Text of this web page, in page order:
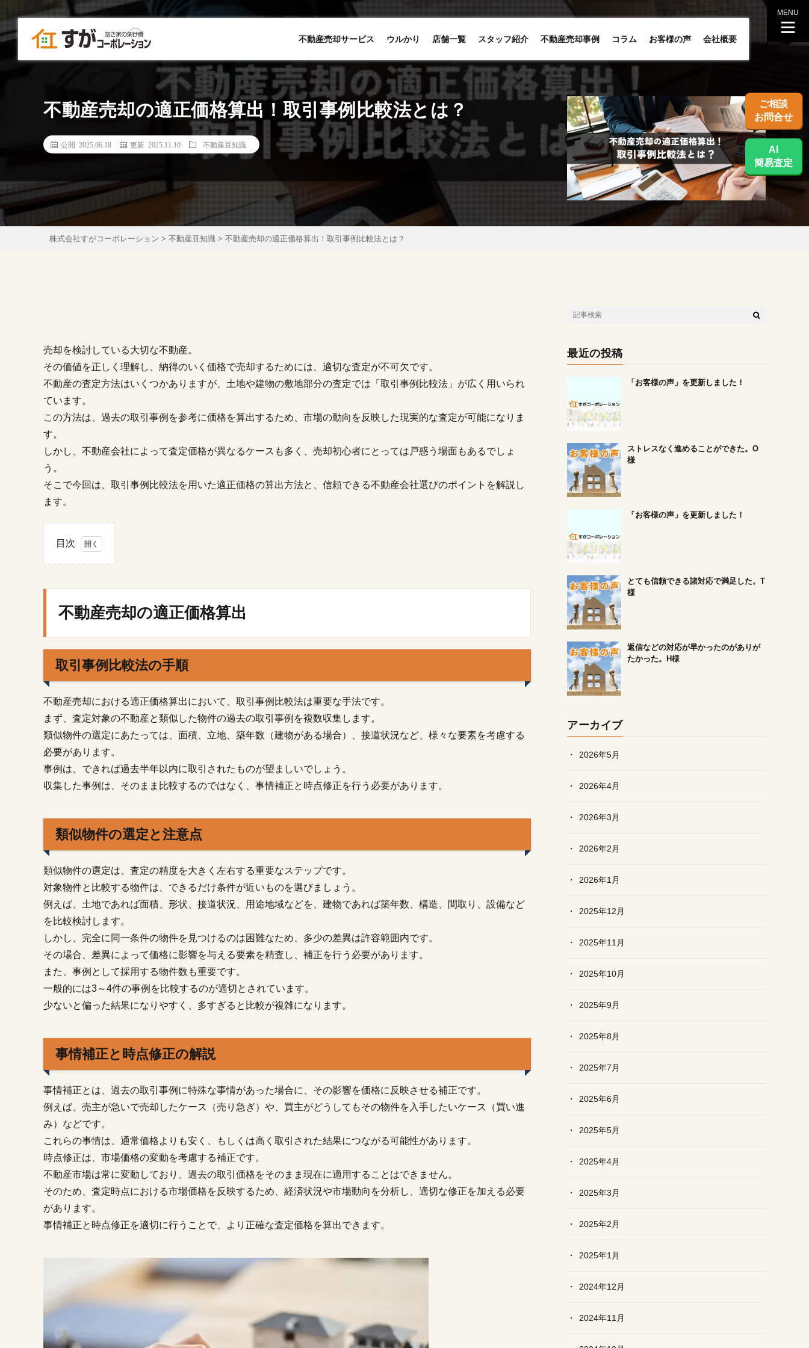
不動産売却サービス ウルかり 店舗一覧 スタッフ紹介 不動産売却事例 コラム お客様の声 会社概要
MENU
不動産売却の適正価格算出！取引事例比較法とは？
公開 2025.06.18 更新 2025.11.10 不動産豆知識
株式会社すがコーポレーション > 不動産豆知識 > 不動産売却の適正価格算出！取引事例比較法とは？
売却を検討している大切な不動産。
その価値を正しく理解し、納得のいく価格で売却するためには、適切な査定が不可欠です。
不動産の査定方法はいくつかありますが、土地や建物の敷地部分の査定では「取引事例比較法」が広く用いられ
ています。
この方法は、過去の取引事例を参考に価格を算出するため、市場の動向を反映した現実的な査定が可能になりま
す。
しかし、不動産会社によって査定価格が異なるケースも多く、売却初心者にとっては戸惑う場面もあるでしょ
う。
そこで今回は、取引事例比較法を用いた適正価格の算出方法と、信頼できる不動産会社選びのポイントを解説し
ます。
目次
1.
動
産
売
正
価
算
出
1.1.
取引
事例
比較
法の
類似
定と
注意
1.3.
事情
補正
と時
点修
正の
解説
事
較
法
よ
る
価
格
査
定
2.1.
不動
差が
不動産売却の適正価格算出
取引事例比較法の手順
不動産売却における適正価格算出において、取引事例比較法は重要な手法です。
まず、査定対象の不動産と類似した物件の過去の取引事例を複数収集します。
類似物件の選定にあたっては、面積、立地、築年数（建物がある場合）、接道状況など、様々な要素を考慮する
必要があります。
事例は、できれば過去半年以内に取引されたものが望ましいでしょう。
収集した事例は、そのまま比較するのではなく、事情補正と時点修正を行う必要があります。
類似物件の選定と注意点
類似物件の選定は、査定の精度を大きく左右する重要なステップです。
対象物件と比較する物件は、できるだけ条件が近いものを選びましょう。
例えば、土地であれば面積、形状、接道状況、用途地域などを、建物であれば築年数、構造、間取り、設備など
を比較検討します。
しかし、完全に同一条件の物件を見つけるのは困難なため、多少の差異は許容範囲内です。
その場合、差異によって価格に影響を与える要素を精査し、補正を行う必要があります。
また、事例として採用する物件数も重要です。
一般的には3～4件の事例を比較するのが適切とされています。
少ないと偏った結果になりやすく、多すぎると比較が複雑になります。
事情補正と時点修正の解説
事情補正とは、過去の取引事例に特殊な事情があった場合に、その影響を価格に反映させる補正です。
例えば、売主が急いで売却したケース（売り急ぎ）や、買主がどうしてもその物件を入手したいケース（買い進
み）などです。
これらの事情は、通常価格よりも安く、もしくは高く取引された結果につながる可能性があります。
時点修正は、市場価格の変動を考慮する補正です。
不動産市場は常に変動しており、過去の取引価格をそのまま現在に適用することはできません。
そのため、査定時点における市場価格を反映するため、経済状況や市場動向を分析し、適切な修正を加える必要
があります。
事情補正と時点修正を適切に行うことで、より正確な査定価格を算出できます。
最近の投稿
「お客様の声」を更新しました！
ストレスなく進めることができた。O
様
「お客様の声」を更新しました！
とても信頼できる諸対応で満足した。T
様
返信などの対応が早かったのがありが
たかった。H様
アーカイブ
2026年5月
2026年4月
2026年3月
2026年2月
2026年1月
2025年12月
2025年11月
2025年10月
2025年9月
2025年8月
2025年7月
2025年6月
2025年5月
2025年4月
2025年3月
2025年2月
2025年1月
2024年12月
2024年11月
ご相談
お問合せ
AI
簡易査定